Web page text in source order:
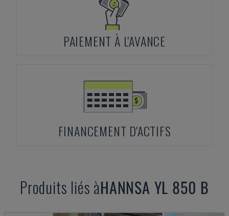
PAIEMENT À L'AVANCE
FINANCEMENT D'ACTIFS
Produits liés àHANNSA YL 850 B